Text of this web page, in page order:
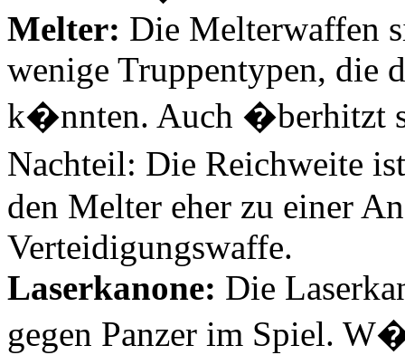
Melter: Die Melterwaffen
wenige Truppentypen, die
k�nnten. Auch �berhitzt
Nachteil: Die Reichweite
den Melter eher zu einer
Verteidigungswaffe.
Laserkanone: Die
gegen Panzer im Spiel.